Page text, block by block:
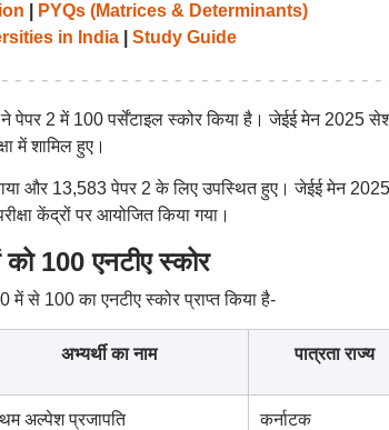
PYQs (Matrices & Determinants)
in India| Study Guide
ने पेपर 2 में 100 पर्सेंटाइल स्कोर किया है। जेईई मेन 2025
में शामिल हुए।
और 13,583 पेपर 2 के लिए उपस्थित हुए। जेईई मेन 2025
केंद्रों पर आयोजित किया गया।
100 एनटीए स्कोर
में से 100 का एनटीए स्कोर प्राप्त किया है-
अभ्यर्थी का नाम पात्रता राज्य
अल्पेश प्रजापति कर्नाटक